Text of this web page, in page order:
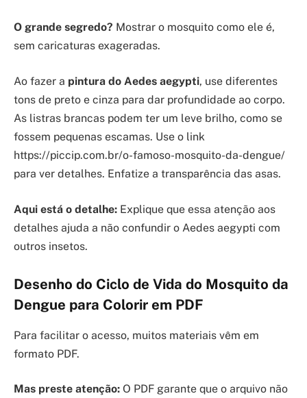
O grande segredo? Mostrar o mosquito como ele é,
sem caricaturas exageradas.
Ao fazer a pintura do Aedes aegypti, use diferentes
tons de preto e cinza para dar profundidade ao corpo.
As listras brancas podem ter um leve brilho, como se
fossem pequenas escamas. Use o link
https://piccip.com.br/o-famoso-mosquito-da-dengue/
para ver detalhes. Enfatize a transparência das asas.
Aqui está o detalhe: Explique que essa atenção aos
detalhes ajuda a não confundir o Aedes aegypti com
outros insetos.
Desenho do Ciclo de Vida do Mosquito da
Dengue para Colorir em PDF
Para facilitar o acesso, muitos materiais vêm em
formato PDF.
Mas preste atenção: O PDF garante que o arquivo não